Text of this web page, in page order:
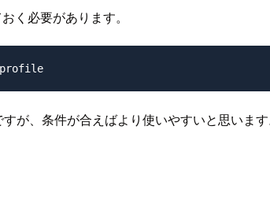
く必要があります。
が、条件が合えばより使いやすいと思いま